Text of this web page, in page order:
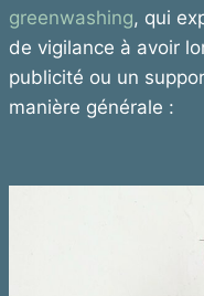
greenwashing, qui
de vigilance à avoir
publicité ou un
manière générale :